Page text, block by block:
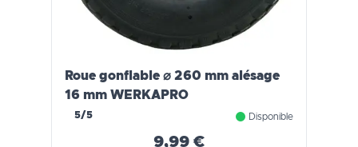
Roue gonflable ⌀ 260 mm alésage
16 mm WERKAPRO
5/5 Disponible
9,99 €